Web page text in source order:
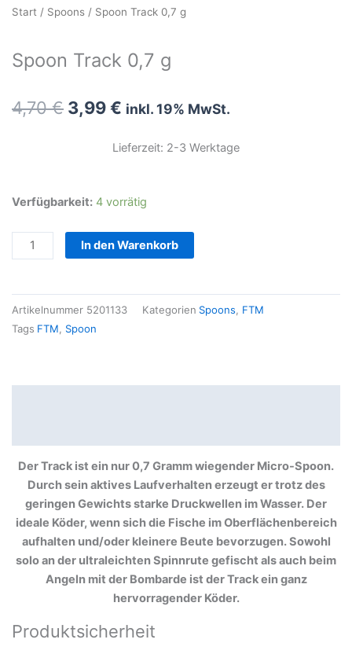
Start / Spoons / Spoon Track 0,7 g
Spoon Track 0,7 g
4,70€ Ursprünglicher
3,99€ Aktueller
ist:
inkl. 19% MwSt.
Lieferzeit: 2-3 Werktage
Verfügbarkeit: 4 vorrätig
Spoon
g
In den Warenkorb
Artikelnummer 5201133 Kategorien Spoons
FTM
Tags FTM Spoon
Der Track ist ein nur 0,7 Gramm wiegender Micro-Spoon.
Durch sein aktives Laufverhalten erzeugt er trotz des
geringen Gewichts starke Druckwellen im Wasser. Der
ideale Köder, wenn sich die Fische im Oberflächenbereich
aufhalten und/oder kleinere Beute bevorzugen. Sowohl
solo an der ultraleichten Spinnrute gefischt als auch beim
Angeln mit der Bombarde ist der Track ein ganz
hervorragender Köder.
Produktsicherheit